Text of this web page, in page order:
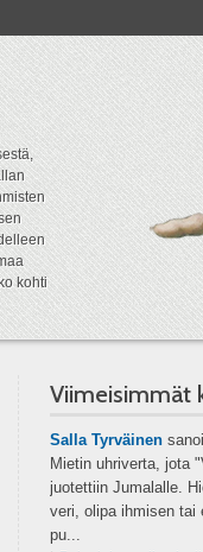
kohti
Viimeisimmät
Salla Tyrväinensanoi
Mietin uhriverta, jota
juotettiin Jumalalle.
veri, olipa ihmisen tai
pu...